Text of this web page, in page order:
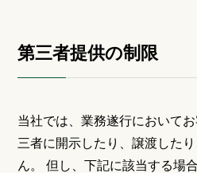
第三者提供の制限
当社では、業務遂行において
三者に開示したり、譲渡した
ん。 但し、下記に該当する場